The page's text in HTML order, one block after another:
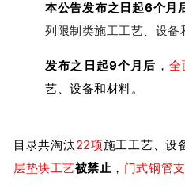
本公告发布之日起6个月
列限制类施工工艺、设备
发布之日起9个月后 ， 全
艺、设备和材料。
目录共淘汰22项施工工艺、设
层垫块工艺被禁止 ， 门式钢管